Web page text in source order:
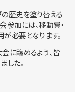
歴史を塗り替える
参加には、移動費・
必要となります。
に臨めるよう、皆
した。